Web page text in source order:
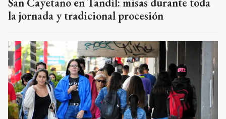
la jornada y tradicional procesión